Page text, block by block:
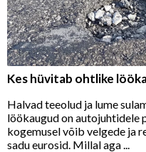
Kes hüvitab ohtlike
Halvad teeolud ja lume
löökaugud on autojuhtidele
kogemusel võib velgede ja
sadu eurosid. Millal aga ...